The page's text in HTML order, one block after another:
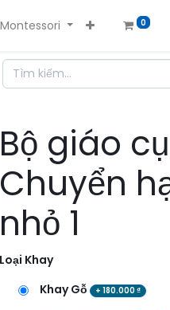
0
Bộ giáo cụ
Chuyển
nhỏ 1
Loại Khay
Khay Gỗ
+180.000 ₫